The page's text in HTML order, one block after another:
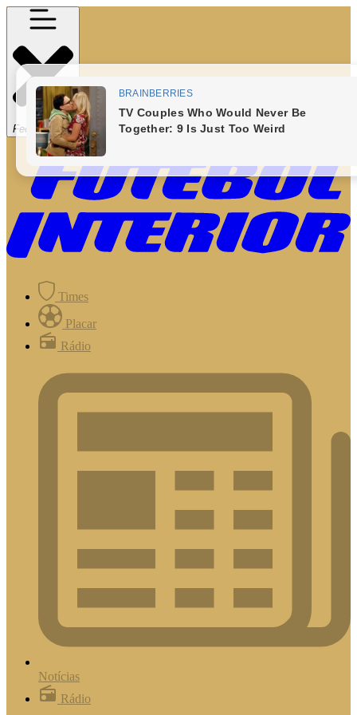
Fechar Menu
Times
Placar
Rádio
Notícias
Rádio